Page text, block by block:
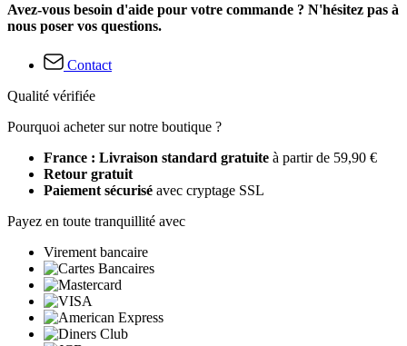
Avez-vous besoin d'aide pour votre commande ? N'hésitez pas à
nous poser vos questions.
Contact
Qualité vérifiée
Pourquoi acheter sur notre boutique ?
France : Livraison standard gratuite à partir de 59,90 €
Retour gratuit
Paiement sécurisé avec cryptage SSL
Payez en toute tranquillité avec
Virement bancaire